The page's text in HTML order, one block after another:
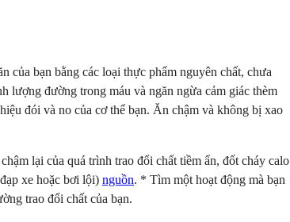
của bạn bằng các loại thực phẩm nguyên chất, chưa
lượng đường trong máu và ngăn ngừa cảm giác thèm
đói và no của cơ thể bạn. Ăn chậm và không bị xao
lại của quá trình trao đổi chất tiềm ẩn, đốt cháy calo
xe hoặc bơi lội) nguồn. * Tìm một hoạt động mà bạn
trao đổi chất của bạn.